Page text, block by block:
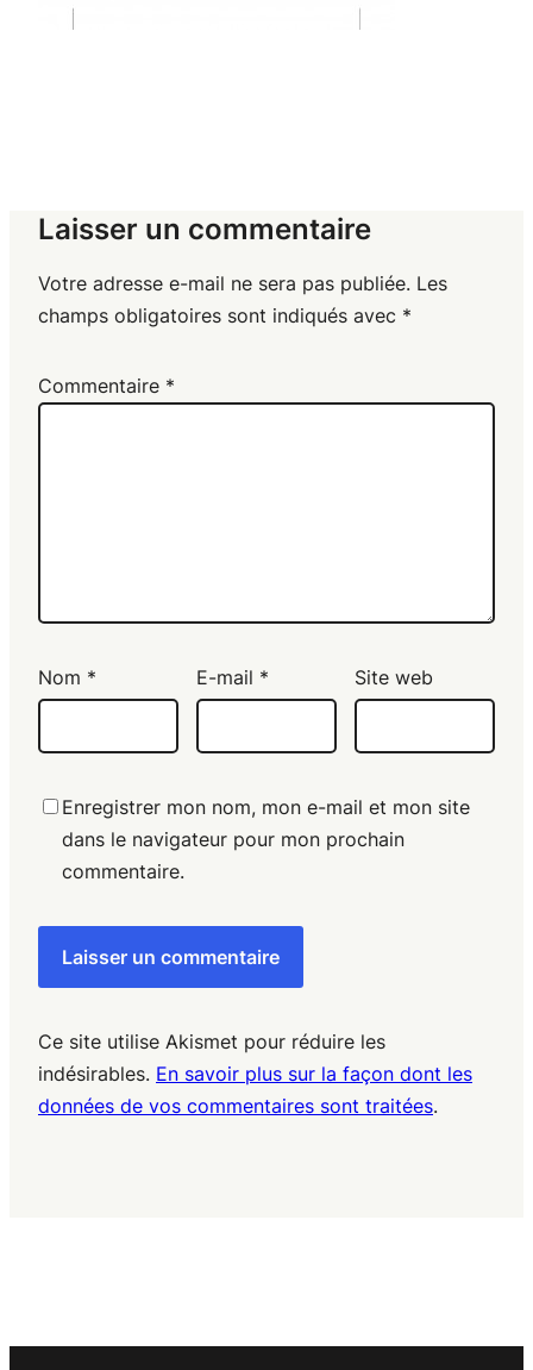
Laisser un commentaire
Votre adresse e-mail ne sera pas publiée. Les
champs obligatoires sont indiqués avec *
Commentaire *
Nom * E-mail * Site web
Enregistrer mon nom, mon e-mail et mon site
dans le navigateur pour mon prochain
commentaire.
Ce site utilise Akismet pour réduire les
indésirables. En savoir plus sur la façon dont les
données de vos commentaires sont traitées.